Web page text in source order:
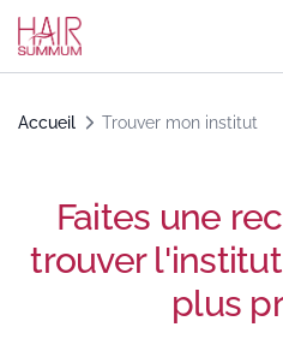
Accueil Trouver mon institut
Faites une
trouver
plus
Panneau de gestion des cookies